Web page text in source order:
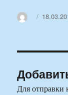
Автор
Для отправки